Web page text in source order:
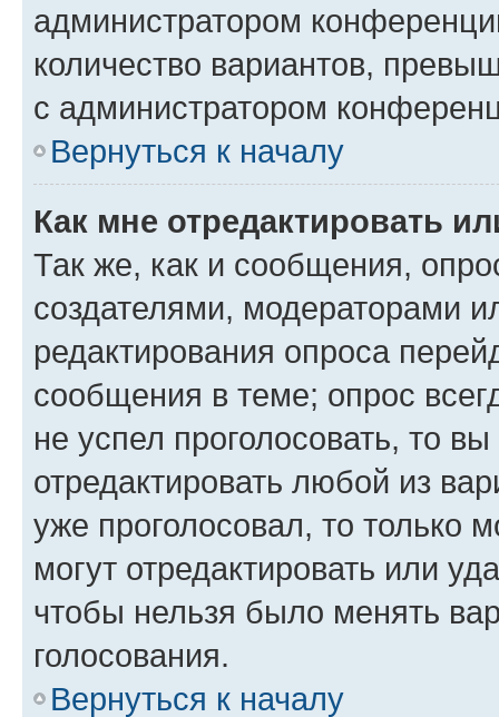
администратором
количество вариантов,
с администратором
Вернуться к началу
Как мне отредактировать
Так же, как и сообщения,
создателями, модераторами
редактирования опроса
сообщения в теме; опрос
не успел проголосовать, то
отредактировать любой из
уже проголосовал, то только
могут отредактировать или
чтобы нельзя было менять
голосования.
Вернуться к началу